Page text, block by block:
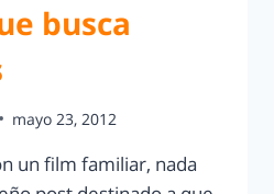
busca
mayo 23, 2012
un film familiar, nada